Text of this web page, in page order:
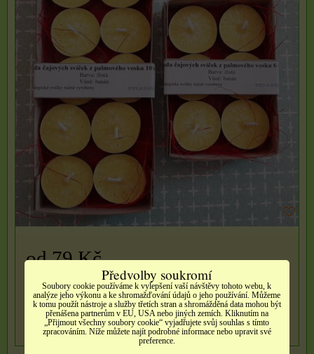
od 79 Kč
Dostupnost:Skladem
ZVOLTE VARIANTU
Předvolby soukromí
Soubory cookie používáme k vylepšení vaší návštěvy tohoto webu, k
analýze jeho výkonu a ke shromažďování údajů o jeho používání. Můžeme
k tomu použít nástroje a služby třetích stran a shromážděná data mohou být
přenášena partnerům v EU, USA nebo jiných zemích. Kliknutím na
„Přijmout všechny soubory cookie“ vyjadřujete svůj souhlas s tímto
zpracováním. Níže můžete najít podrobné informace nebo upravit své
preference.